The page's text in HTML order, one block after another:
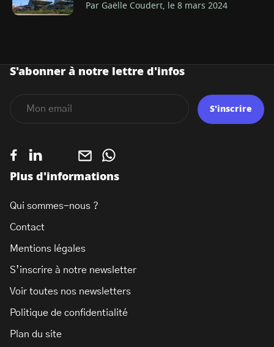
Par Gaëlle Coudert, le 8 mars 2024
Plus d'informations
Qui sommes-nous ?
Contact
Mentions légales
S’inscrire à notre newsletter
Voir toutes nos newsletters
Politique de confidentialité
Plan du site
S'abonner à notre lettre d'infos
S'inscrire